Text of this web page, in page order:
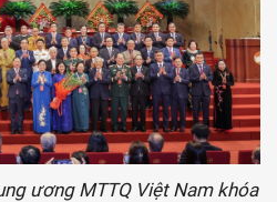
ương MTTQ Việt Nam khóa